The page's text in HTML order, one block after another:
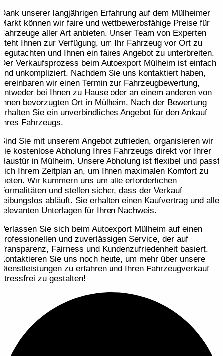
Dank unserer langjährigen Erfahrung auf dem Mülheimer
Markt können wir faire und wettbewerbsfähige Preise für
Fahrzeuge aller Art anbieten. Unser Team von Experten
steht Ihnen zur Verfügung, um Ihr Fahrzeug vor Ort zu
begutachten und Ihnen ein faires Angebot zu unterbreiten.
Der Verkaufsprozess beim Autoexport Mülheim ist einfach
und unkompliziert. Nachdem Sie uns kontaktiert haben,
vereinbaren wir einen Termin zur Fahrzeugbewertung,
entweder bei Ihnen zu Hause oder an einem anderen von
Ihnen bevorzugten Ort in Mülheim. Nach der Bewertung
erhalten Sie ein unverbindliches Angebot für den Ankauf
Ihres Fahrzeugs.
Sind Sie mit unserem Angebot zufrieden, organisieren wir
die kostenlose Abholung Ihres Fahrzeugs direkt vor Ihrer
Haustür in Mülheim. Unsere Abholung ist flexibel und passt
sich Ihrem Zeitplan an, um Ihnen maximalen Komfort zu
bieten. Wir kümmern uns um alle erforderlichen
Formalitäten und stellen sicher, dass der Verkauf
reibungslos abläuft. Sie erhalten einen Kaufvertrag und alle
relevanten Unterlagen für Ihren Nachweis.
Verlassen Sie sich beim Autoexport Mülheim auf einen
professionellen und zuverlässigen Service, der auf
Transparenz, Fairness und Kundenzufriedenheit basiert.
Kontaktieren Sie uns noch heute, um mehr über unsere
Dienstleistungen zu erfahren und Ihren Fahrzeugverkauf
stressfrei zu gestalten!